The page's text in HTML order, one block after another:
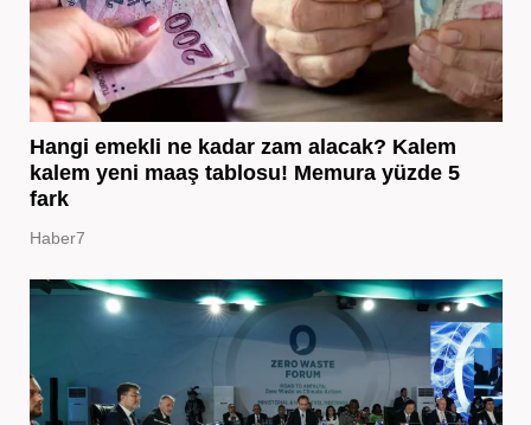
Hangi emekli ne kadar zam alacak? Kalem
kalem yeni maaş tablosu! Memura yüzde 5
fark
Haber7